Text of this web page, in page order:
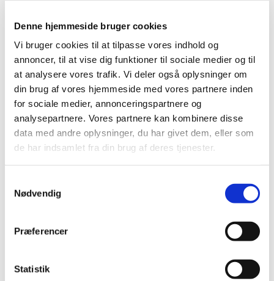
Denne hjemmeside bruger cookies
Vi bruger cookies til at tilpasse vores indhold og
annoncer, til at vise dig funktioner til sociale medier og til
at analysere vores trafik. Vi deler også oplysninger om
din brug af vores hjemmeside med vores partnere inden
for sociale medier, annonceringspartnere og
analysepartnere. Vores partnere kan kombinere disse
data med andre oplysninger, du har givet dem, eller som
de har indsamlet fra din brug af deres tjenester.
Nødvendig
Præferencer
Statistik
Du vil måske også kunne
lide...